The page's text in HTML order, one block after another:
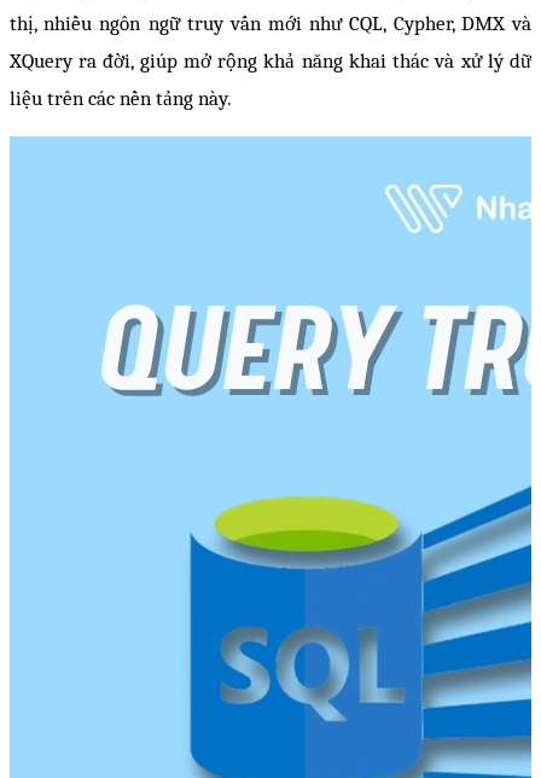
thị, nhiều ngôn ngữ truy vấn mới như CQL, Cypher, DMX và
XQuery ra đời, giúp mở rộng khả năng khai thác và xử lý dữ
liệu trên các nền tảng này.